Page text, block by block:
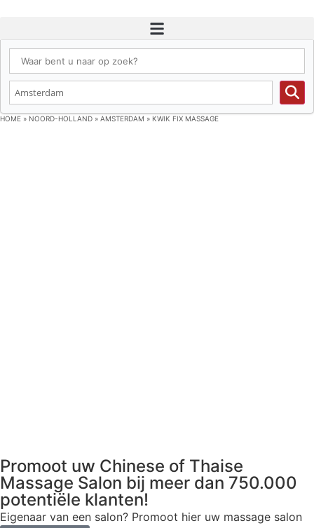
HOME » NOORD-HOLLAND » AMSTERDAM » KWIK FIX MASSAGE
Promoot uw Chinese of Thaise
Massage Salon bij meer dan 750.000
potentiële klanten!
Eigenaar van een salon? Promoot hier uw massage salon